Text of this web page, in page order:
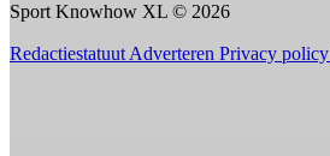
Sport Knowhow XL © 2026
Redactiestatuut Adverteren Privacy policy